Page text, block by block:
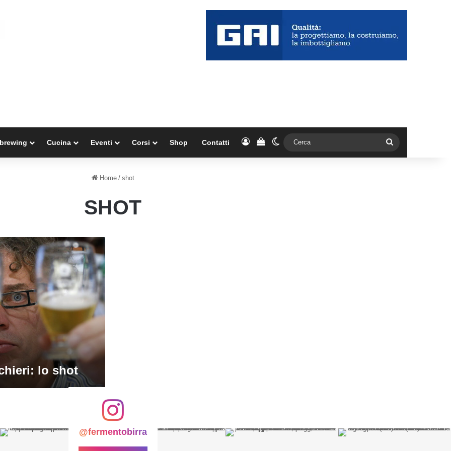
Cucina Eventi Corsi Shop Contatti AccediVedi il carrello
Cambia aspetto
Home / shot
SHOT
lo shot
@fermentobirra